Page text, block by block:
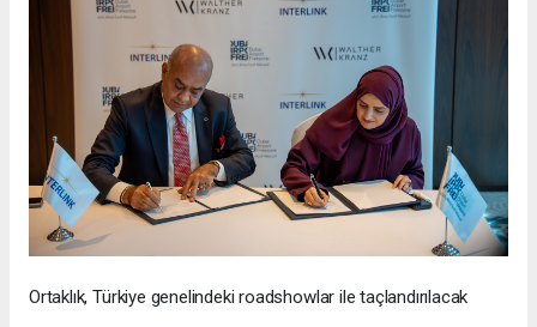
Ortaklık, Türkiye genelindeki roadshowlar ile taçlandırılacak